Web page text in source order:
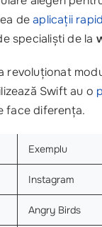
deaplicații
specialiști de la
revoluționat
Swift au o
face diferența.
Exemplu
Instagram
Angry Birds